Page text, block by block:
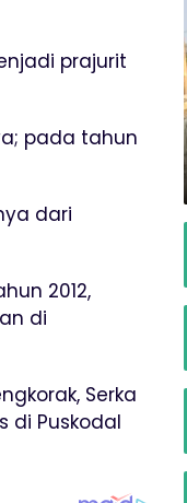
prajurit
pada tahun
dari
2012,
di
Serka
di Puskodal